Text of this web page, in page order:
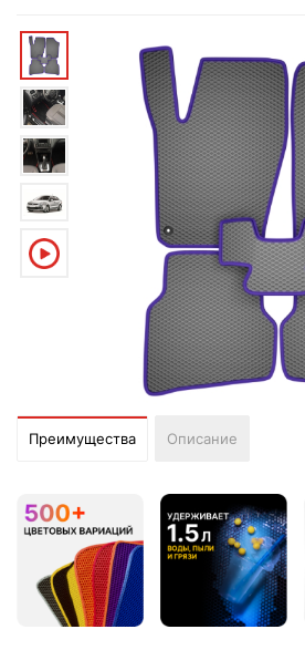
Преимущества Описание